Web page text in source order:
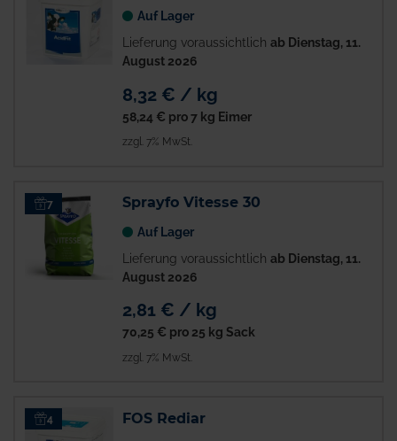
Auf Lager
Lieferung voraussichtlich ab Dienstag, 11.
August 2026
8,32 € / kg
58,24 € pro 7 kg Eimer
zzgl. 7% MwSt.
7 Sprayfo Vitesse 30
Auf Lager
Lieferung voraussichtlich ab Dienstag, 11.
August 2026
2,81 € / kg
70,25 € pro 25 kg Sack
zzgl. 7% MwSt.
4 FOS Rediar